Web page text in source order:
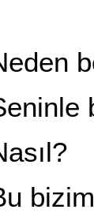
bir